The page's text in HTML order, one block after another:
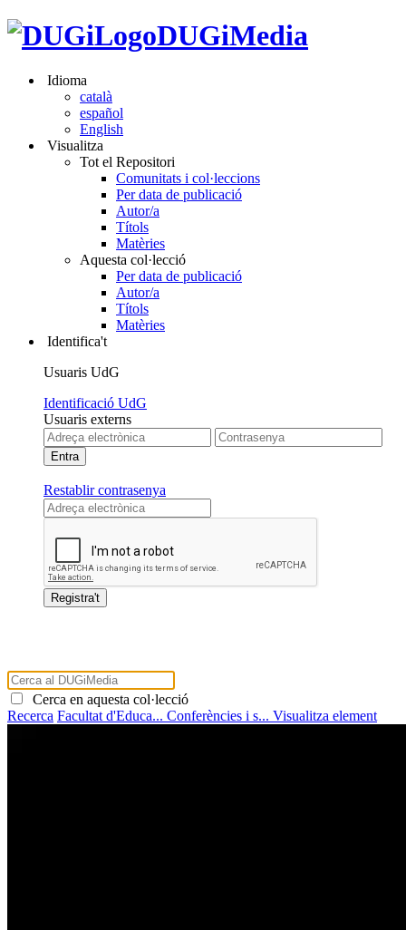
DUGiMedia
Idioma
català
español
English
Visualitza
Tot el Repositori
Comunitats i col·leccions
Per data de publicació
Autor/a
Títols
Matèries
Aquesta col·lecció
Per data de publicació
Autor/a
Títols
Matèries
Identifica't
Usuaris UdG
Identificació UdG
Usuaris externs
Restablir contrasenya
Cerca en aquesta col·lecció
Recerca Facultat d'Educa... Conferències i s... Visualitza element